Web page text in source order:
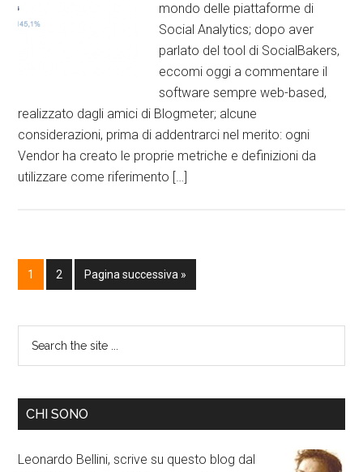
mondo delle piattaforme di
Social Analytics; dopo aver
parlato del tool di SocialBakers,
eccomi oggi a commentare il
software sempre web-based,
realizzato dagli amici di Blogmeter; alcune
considerazioni, prima di addentrarci nel merito: ogni
Vendor ha creato le proprie metriche e definizioni da
utilizzare come riferimento […]
1 2 Pagina successiva »
CHI SONO
Leonardo Bellini, scrive su questo blog dal